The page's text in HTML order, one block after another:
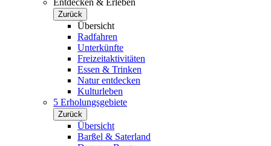
Entdecken & Erleben
Zurück
Übersicht
Radfahren
Unterkünfte
Freizeitaktivitäten
Essen & Trinken
Natur entdecken
Kulturleben
5 Erholungsgebiete
Zurück
Übersicht
Barßel & Saterland